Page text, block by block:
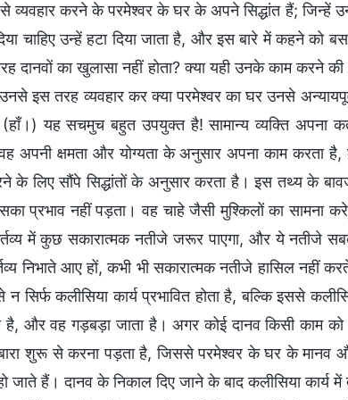
से व्यवहार करने के परमेश्वर के घर के अपने सिद्धांत हैं; जिन्हें
चाहिए उन्हें हटा दिया जाता है, और इस बारे में कहने को
दानवों का खुलासा नहीं होता? क्या यही उनके काम करने
इस तरह व्यवहार कर क्या परमेश्वर का घर उनसे
यह सचमुच बहुत उपयुक्त है! सामान्य व्यक्ति अपना
अपनी क्षमता और योग्यता के अनुसार अपना काम करता
के लिए सौंपे सिद्धांतों के अनुसार करता है। इस तथ्य के
प्रभाव नहीं पड़ता। वह चाहे जैसी मुश्किलों का सामना
में कुछ सकारात्मक नतीजे जरूर पाएगा, और ये नतीजे
निभाते आए हों, कभी भी सकारात्मक नतीजे हासिल नहीं
कलीसिया कार्य प्रभावित होता है, बल्कि इससे
है, और वह गड़बड़ा जाता है। अगर कोई दानव किसी काम को
शुरू से करना पड़ता है, जिससे परमेश्वर के घर के मानव
हैं। दानव के निकाल दिए जाने के बाद कलीसिया कार्य